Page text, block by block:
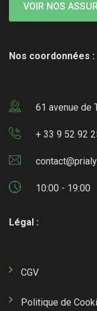
VOIR NOS
Nos coordonnées :
61 avenue de
+ 33 9 52 92
10:00 - 19:00
Légal :
CGV
Politique de